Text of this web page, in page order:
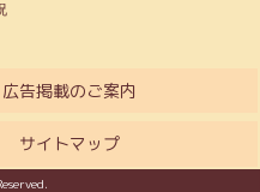
広告掲載のご案内
サイトマップ